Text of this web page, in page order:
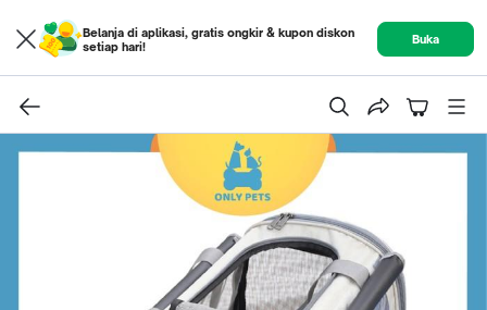
Belanja di aplikasi, gratis ongkir & kupon diskon
setiap hari!
Buka